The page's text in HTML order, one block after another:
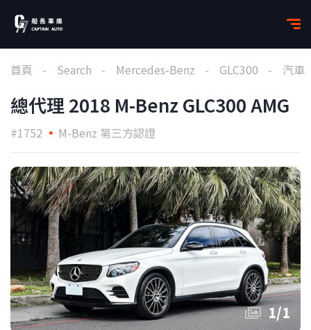
首頁 Search Mercedes-Benz GLC300 汽車
總代理 2018 M-Benz GLC300 AMG
#1752 M-Benz 第三方認證
1/1